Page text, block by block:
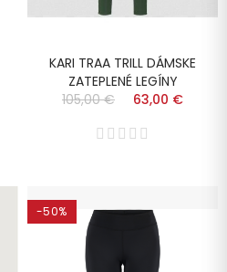
KARI TRAA TRILL DÁMSKE
ZATEPLENÉ LEGÍNY
105,00 €
63,00 €
-50%